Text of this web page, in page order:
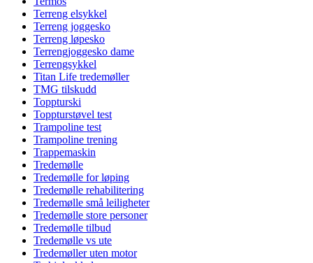
Terreng elsykkel
Terreng joggesko
Terreng løpesko
Terrengjoggesko dame
Terrengsykkel
Titan Life tredemøller
TMG tilskudd
Toppturski
Toppturstøvel test
Trampoline test
Trampoline trening
Trappemaskin
Tredemølle
Tredemølle for løping
Tredemølle rehabilitering
Tredemølle små leiligheter
Tredemølle store personer
Tredemølle tilbud
Tredemølle vs ute
Tredemøller uten motor